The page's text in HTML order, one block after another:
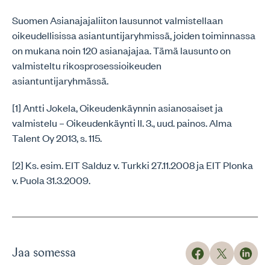
Suomen Asianajajaliiton lausunnot valmistellaan
oikeudellisissa asiantuntijaryhmissä, joiden toiminnassa
on mukana noin 120 asianajajaa. Tämä lausunto on
valmisteltu rikosprosessioikeuden
asiantuntijaryhmässä.
[1] Antti Jokela, Oikeudenkäynnin asianosaiset ja
valmistelu – Oikeudenkäynti II. 3., uud. painos. Alma
Talent Oy 2013, s. 115.
[2] Ks. esim. EIT Salduz v. Turkki 27.11.2008 ja EIT Plonka
v. Puola 31.3.2009.
Jaa somessa